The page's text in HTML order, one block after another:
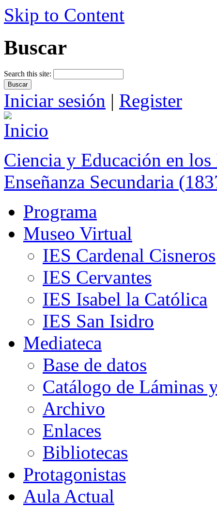
Skip to Content
Buscar
Search this site:
Iniciar sesión | Register
Ciencia y Educación en
Enseñanza Secundaria
Programa
Museo Virtual
IES Cardenal Cisneros
IES Cervantes
IES Isabel la Católica
IES San Isidro
Mediateca
Base de datos
Catálogo de Láminas
Archivo
Enlaces
Bibliotecas
Protagonistas
Aula Actual